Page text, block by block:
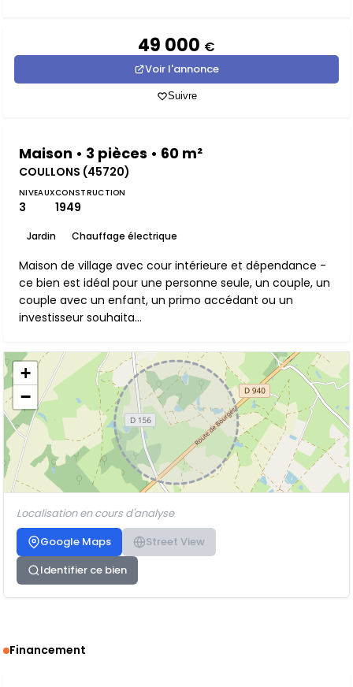
49 000 €
Voir l'annonce
Suivre
Maison • 3 pièces • 60 m²
COULLONS (45720)
NIVEAUX
3
CONSTRUCTION
1949
Jardin Chauffage électrique
Maison de village avec cour intérieure et dépendance -
ce bien est idéal pour une personne seule, un couple, un
couple avec un enfant, un primo accédant ou un
investisseur souhaita...
+
−
Localisation en cours d'analyse
Google Maps
Street View
Identifier ce bien
Financement